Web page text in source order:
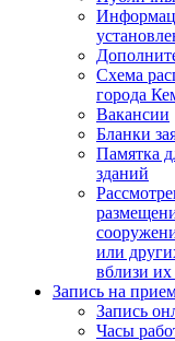
Схема
города
Вакансии
Бланки
Памятка
зданий
или
вблизи их
Запись на
Запись
Часы